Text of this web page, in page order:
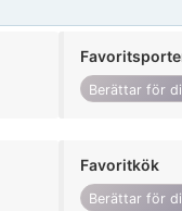
Berättar för
Favoritkök
Berättar för